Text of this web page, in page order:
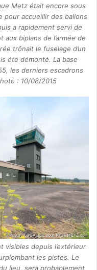
Metz était encore sous
pour accueillir des ballons
a rapidement servi de
aux biplans de l’armée de
trônait le fuselage d’un
été démonté. La base
les derniers escadrons
: 10/08/2015
visibles depuis l’extérieur
les pistes. Le
lieu, sera probablement